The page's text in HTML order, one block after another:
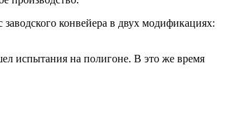
конвейера в двух модификациях:
испытания на полигоне. В это же время